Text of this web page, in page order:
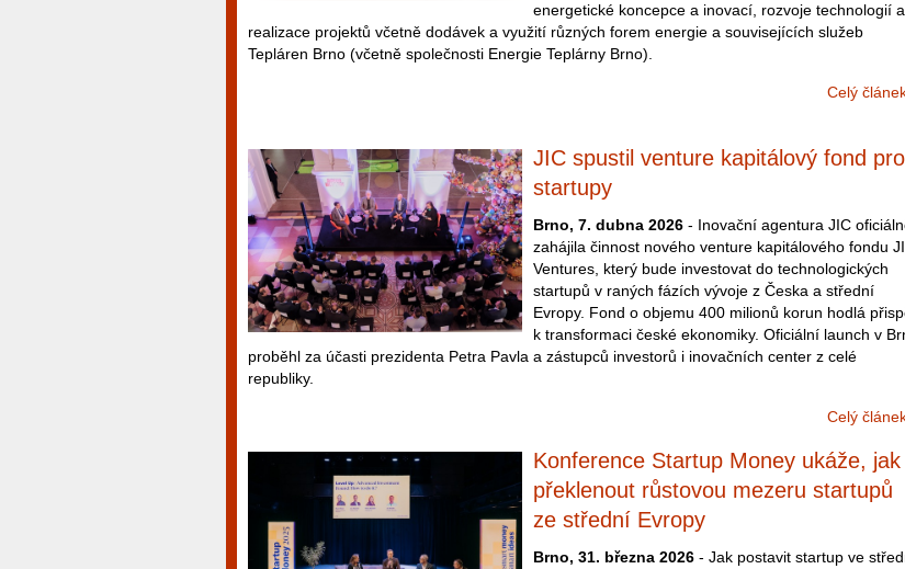
energetické koncepce a inovací, rozvoje technologií a
realizace projektů včetně dodávek a využití různých forem energie a souvisejících služeb
Tepláren Brno (včetně společnosti Energie Teplárny Brno).
Celý
JIC spustil venture kapitálový fond pro
startupy
Brno, 7. dubna 2026 - Inovační agentura JIC
zahájila činnost nového venture kapitálového fondu
Ventures, který bude investovat do technologických
startupů v raných fázích vývoje z Česka a střední
Evropy. Fond o objemu 400 milionů korun hodlá
k transformaci české ekonomiky. Oficiální launch v
proběhl za účasti prezidenta Petra Pavla a zástupců investorů i inovačních center z celé
republiky.
Celý
Konference Startup Money ukáže, jak
překlenout růstovou mezeru startupů
ze střední Evropy
Brno, 31. března 2026 - Jak postavit startup ve